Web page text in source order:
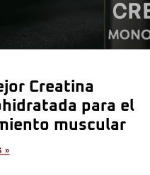
Creatina
para el
muscular
»